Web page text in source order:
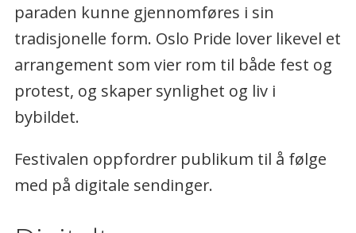
paraden kunne gjennomføres i sin
tradisjonelle form. Oslo Pride lover likevel et
arrangement som vier rom til både fest og
protest, og skaper synlighet og liv i
bybildet.
Festivalen oppfordrer publikum til å følge
med på digitale sendinger.